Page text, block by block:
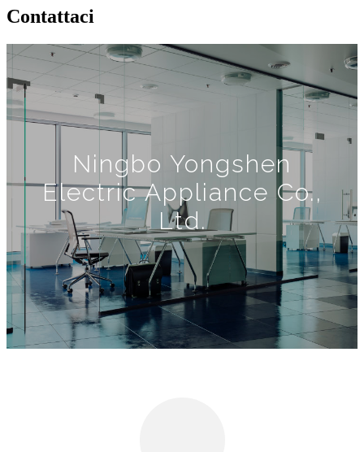
Contattaci
Ningbo Yongshen
Electric Appliance Co.,
Ltd.